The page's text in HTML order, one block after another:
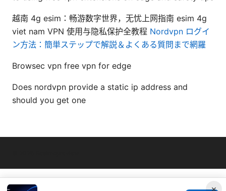
越南 4g esim：畅游数字世界，无忧上网指南 esim 4g
viet nam VPN 使用与隐私保护全教程 Nordvpn ログイ
ン方法：簡単ステップで解説＆よくある質問まで網羅
Browsec vpn free vpn for edge
Does nordvpn provide a static ip address and
should you get one
×